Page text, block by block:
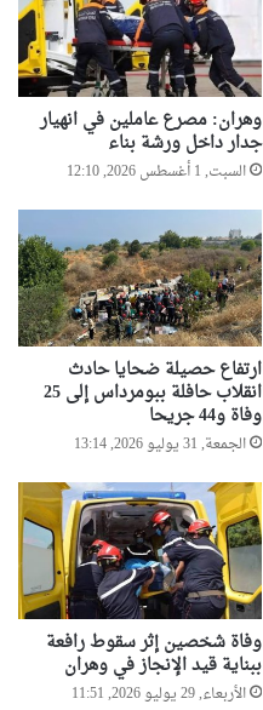
وهران: مصرع عاملين في انهيار
جدار داخل ورشة بناء
السبت, 1 أغسطس 2026, 12:10
ارتفاع حصيلة ضحايا حادث
انقلاب حافلة ببومرداس إلى 25
وفاة و44 جريحا
الجمعة, 31 يوليو 2026, 13:14
وفاة شخصين إثر سقوط رافعة
ببناية قيد الإنجاز في وهران
الأربعاء, 29 يوليو 2026, 11:51